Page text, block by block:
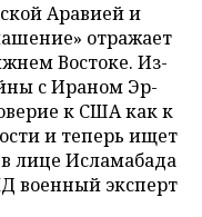
Аравией и
отражает
Востоке. Из-
с Ираном Эр-
к США как к
и теперь ищет
лице Исламабада
военный эксперт